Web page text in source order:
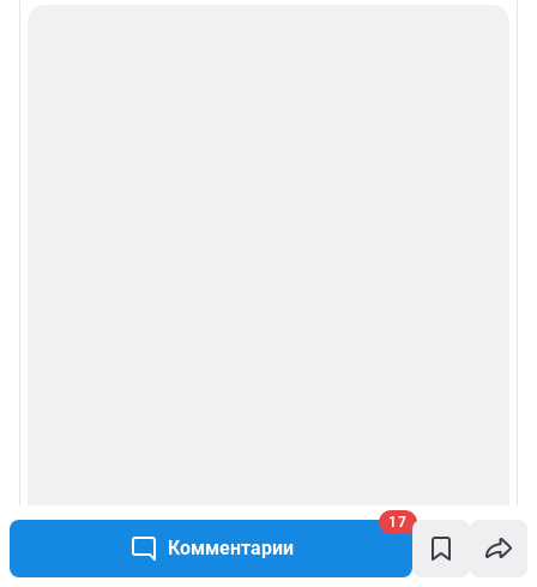
Комментарии
17